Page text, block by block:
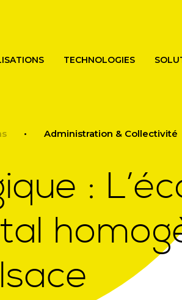
TECHNOLOGIES
Administration & Collectivité
: